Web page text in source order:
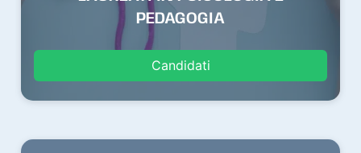
PEDAGOGIA
Candidati